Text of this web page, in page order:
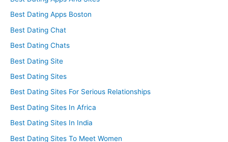
Best Dating Apps Boston
Best Dating Chat
Best Dating Chats
Best Dating Site
Best Dating Sites
Best Dating Sites For Serious Relationships
Best Dating Sites In Africa
Best Dating Sites In India
Best Dating Sites To Meet Women